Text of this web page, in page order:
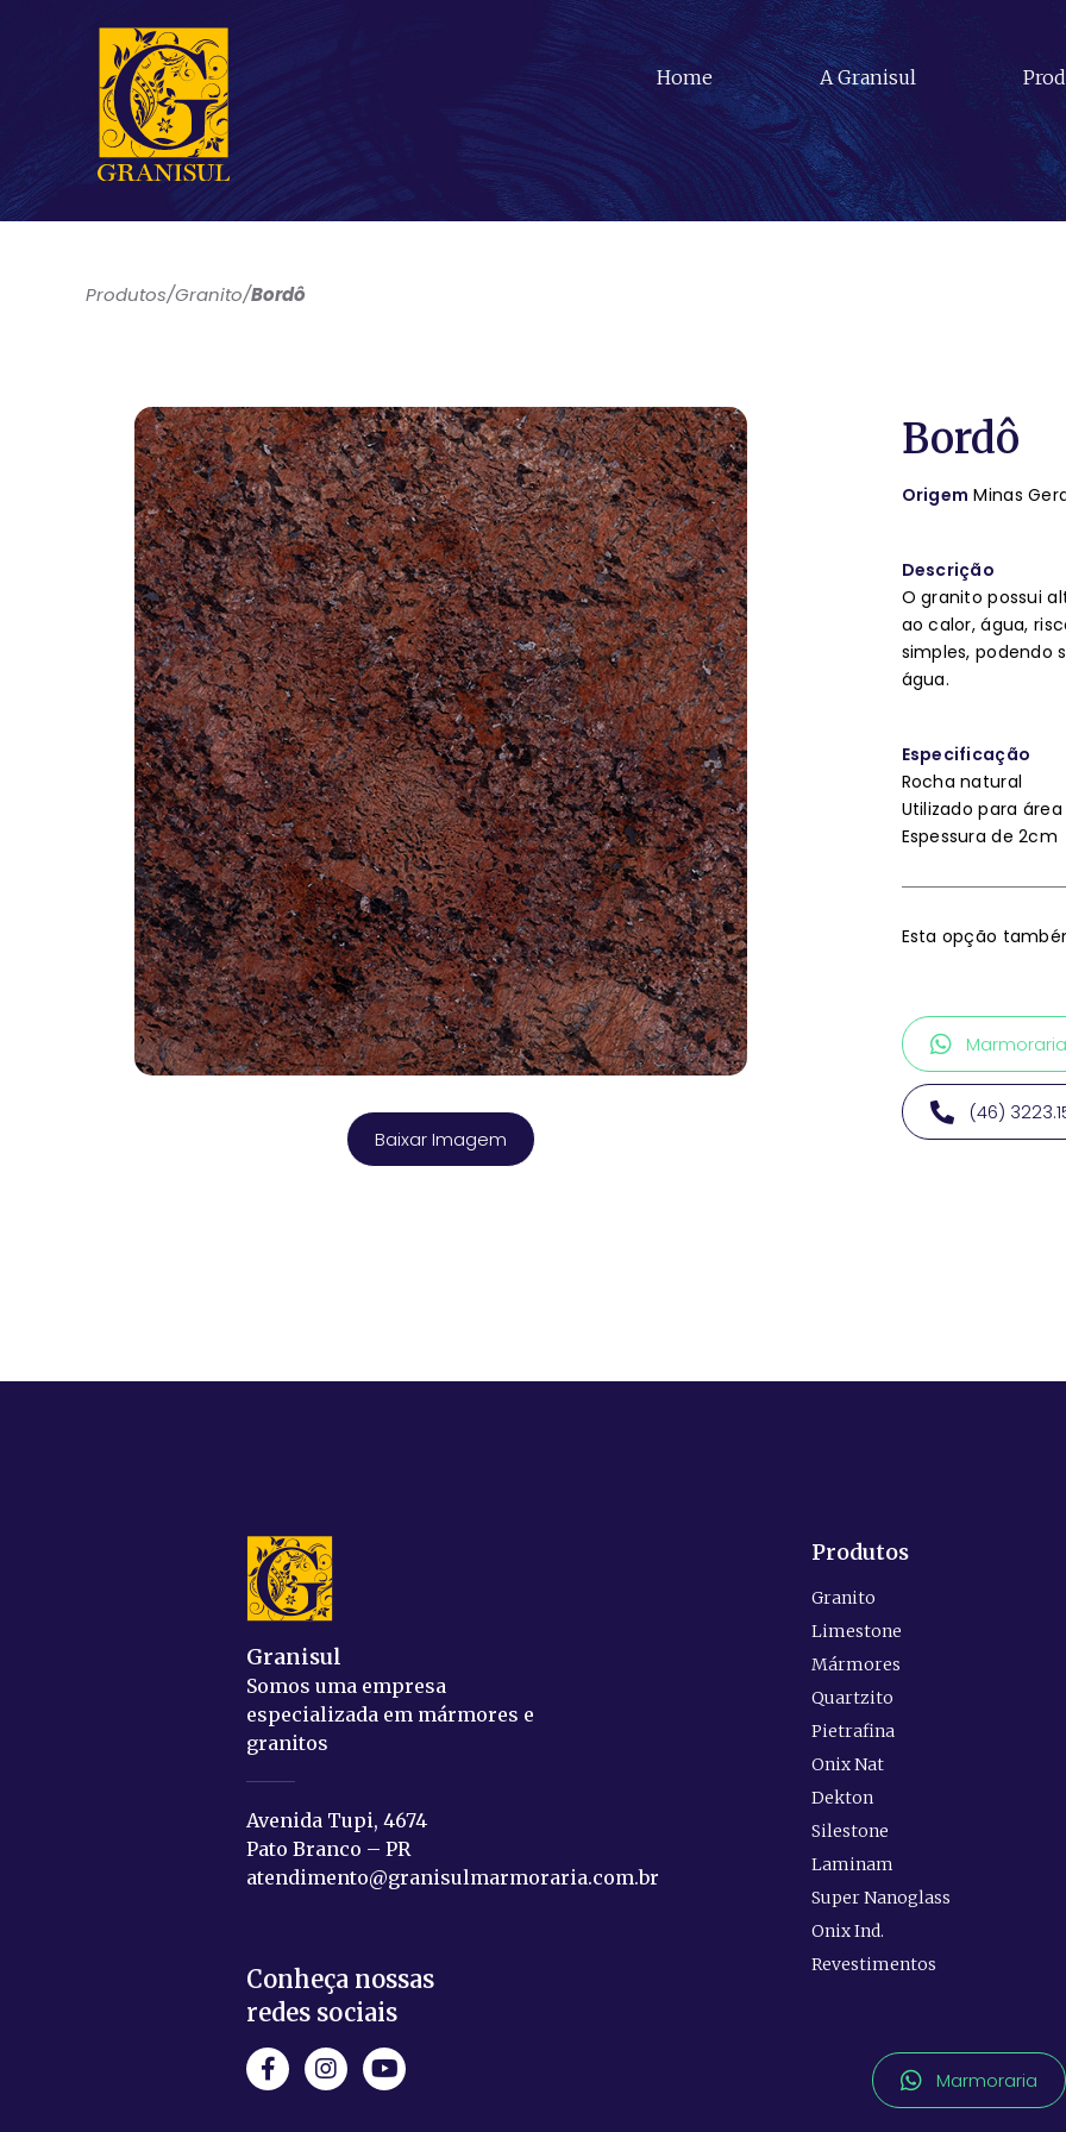
Home A Granisul
Produtos/Granito/Bordô
Baixar Imagem
Bordô
Origem Minas
Descrição
O granito possui
ao calor, água,
simples, podendo
água.
Especificação
Rocha natural
Utilizado para
Espessura de 2cm
Esta opção
Marmoraria
(46)
Granisul
Somos uma empresa
especializada em mármores e
granitos
Avenida Tupi, 4674
Pato Branco – PR
atendimento@granisulmarmoraria.com.br
Conheça nossas
redes sociais
Produtos
Granito
Limestone
Mármores
Quartzito
Pietrafina
Onix Nat
Dekton
Silestone
Laminam
Super Nanoglass
Onix Ind.
Revestimentos
Marmoraria